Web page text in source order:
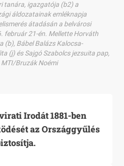
tanára, igazgatója (b2) a
áldozatainak emléknapja
átadásán a belvárosi
február 21-én. Mellette Horváth
(b), Bábel Balázs Kalocsa-
(j) és Sajgó Szabolcs jezsuita pap,
Bruzák Noémi
Irodát 1881-ben
az Országgyűlés